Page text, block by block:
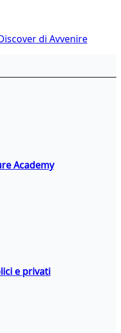
di Avvenire
Academy
e privati